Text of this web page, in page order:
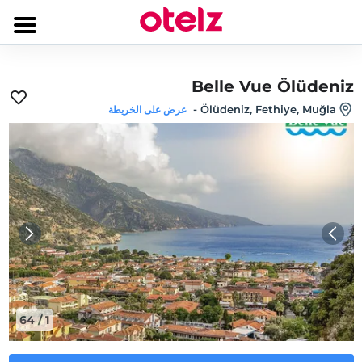
Belle Vue Ölüdeniz
Ölüdeniz, Fethiye, Muğla
- عرض على الخريطة
1
/
64